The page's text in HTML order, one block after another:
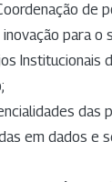
de
para o
Institucionais
das
em dados e